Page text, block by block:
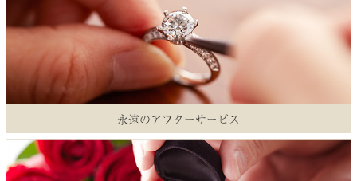
永遠のアフターサービス